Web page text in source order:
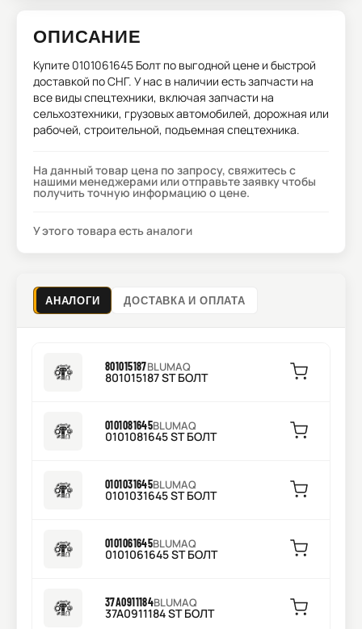
ОПИСАНИЕ
Купите 0101061645 Болт по выгодной цене и быстрой
доставкой по СНГ. У нас в наличии есть запчасти на
все виды спецтехники, включая запчасти на
сельхозтехники, грузовых автомобилей, дорожная или
рабочей, строительной, подъемная спецтехника.
На данный товар цена по запросу, свяжитесь с
нашими менеджерами или отправьте заявку чтобы
получить точную информацию о цене.
У этого товара есть аналоги
АНАЛОГИ ДОСТАВКА И ОПЛАТА
801015187BLUMAQ
801015187 ST БОЛТ
0101081645BLUMAQ
0101081645 ST БОЛТ
0101031645BLUMAQ
0101031645 ST БОЛТ
0101061645BLUMAQ
0101061645 ST БОЛТ
37A0911184BLUMAQ
37A0911184 ST БОЛТ